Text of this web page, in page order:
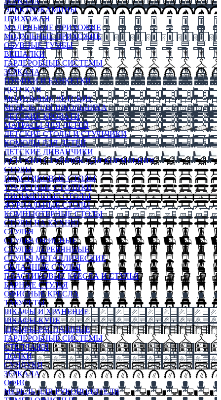
ЭЛЕКТРОКАМИНЫ
ПРИХОЖАЯ
МАЛЕНЬКИЕ ПРИХОЖИЕ
МОДУЛЬНЫЕ ПРИХОЖИЕ
ОБУВНЫЕ ТУМБЫ
ВЕШАЛКИ
ГАРДЕРОБНЫЕ СИСТЕМЫ
ЗЕРКАЛА
ПУФИКИ И БАНКЕТКИ
ДЕТСКАЯ
МОДУЛЬНЫЕ ДЕТСКИЕ
МЕБЕЛЬ ДЛЯ ШКОЛЬНИКА
ДЕТСКИЕ КРОВАТИ
МАТРАСЫ ДЛЯ ДЕТЕЙ
ДЕТСКИЕ СТОЛЫ И СТУЛЬЧИКИ
КОМОДЫ ДЛЯ ДЕТЕЙ
ДЕТСКИЕ ДИВАНЧИКИ
ДЕТСКИЙ СТУЛЬЧИК ДЛЯ КОРМЛЕНИЯ
СТОЛЫ
ПЛАСТИКОВЫЕ СТОЛЫ
ТУАЛЕТНЫЕ СТОЛИКИ
ПИСЬМЕННЫЕ СТОЛЫ
ЖУРНАЛЬНЫЕ СТОЛЫ
КОМПЬЮТЕРНЫЕ СТОЛЫ
СТОЛЫ НА КУХНЮ
СТУЛЬЯ
СТУЛЬЯ ОФИСНЫЕ
СТУЛЬЯ ДЕРЕВЯННЫЕ
СТУЛЬЯ МЕТАЛЛИЧЕСКИЕ
СКЛАДНЫЕ СТУЛЬЯ
ПЛАСТИКОВЫЕ КРЕСЛА И СТУЛЬЯ
БАРНЫЕ СТУЛЬЯ
ОФИСНЫЕ КРЕСЛА
ТАБУРЕТЫ
ШКАФЫ И ХРАНЕНИЕ
ШКАФЫ-КУПЕ
ШКАФЫ-РАСПАШНЫЕ
ГАРДЕРОБНЫЕ СИСТЕМЫ
СТЕЛЛАЖИ
ПОЛКИ
СУНДУКИ
ЗЕРКАЛА
ОФИС
МЕБЕЛЬ ДЛЯ РУКОВОДИТЕЛЯ